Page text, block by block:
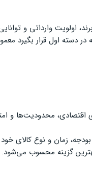
اولویت وارداتی و
دسته اول قرار بگیرد
اقتصادی، محدودیت‌ها و
زمان‌ و نوع کالای خود
گزینه محسوب می‌شود.